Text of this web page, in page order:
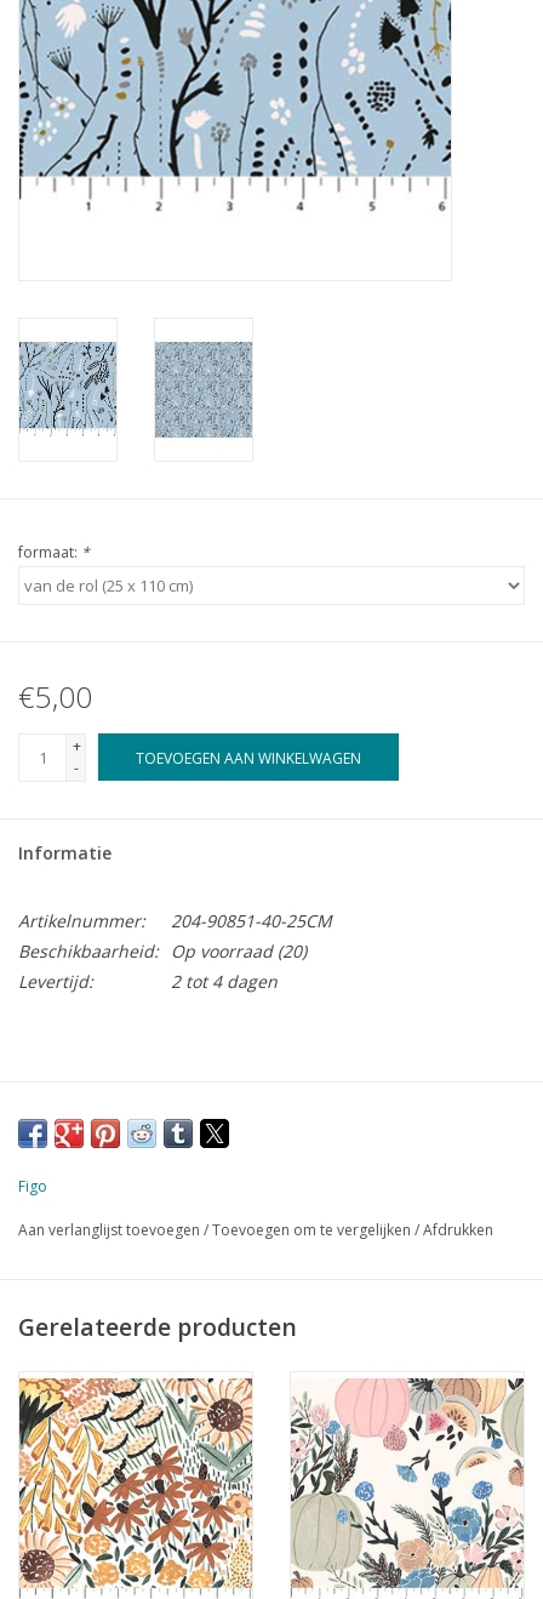
Merken
Beloningen
formaat: *
€5,00
+
-
TOEVOEGEN AAN WINKELWAGEN
Informatie
Artikelnummer:
204-90851-40-25CM
Beschikbaarheid:
Op voorraad(20)
Levertijd:
2 tot 4 dagen
Figo
Aan verlanglijst toevoegen /Toevoegen om te vergelijken /Afdrukken
Gerelateerde producten